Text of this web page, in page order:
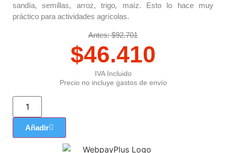
sandía, semillas, arroz, trigo, maíz. Esto lo hace muy
práctico para actividades agrícolas.
Antes: $92.701
$46.410
IVA Incluido
Precio no incluye gastos de envío
Añadir